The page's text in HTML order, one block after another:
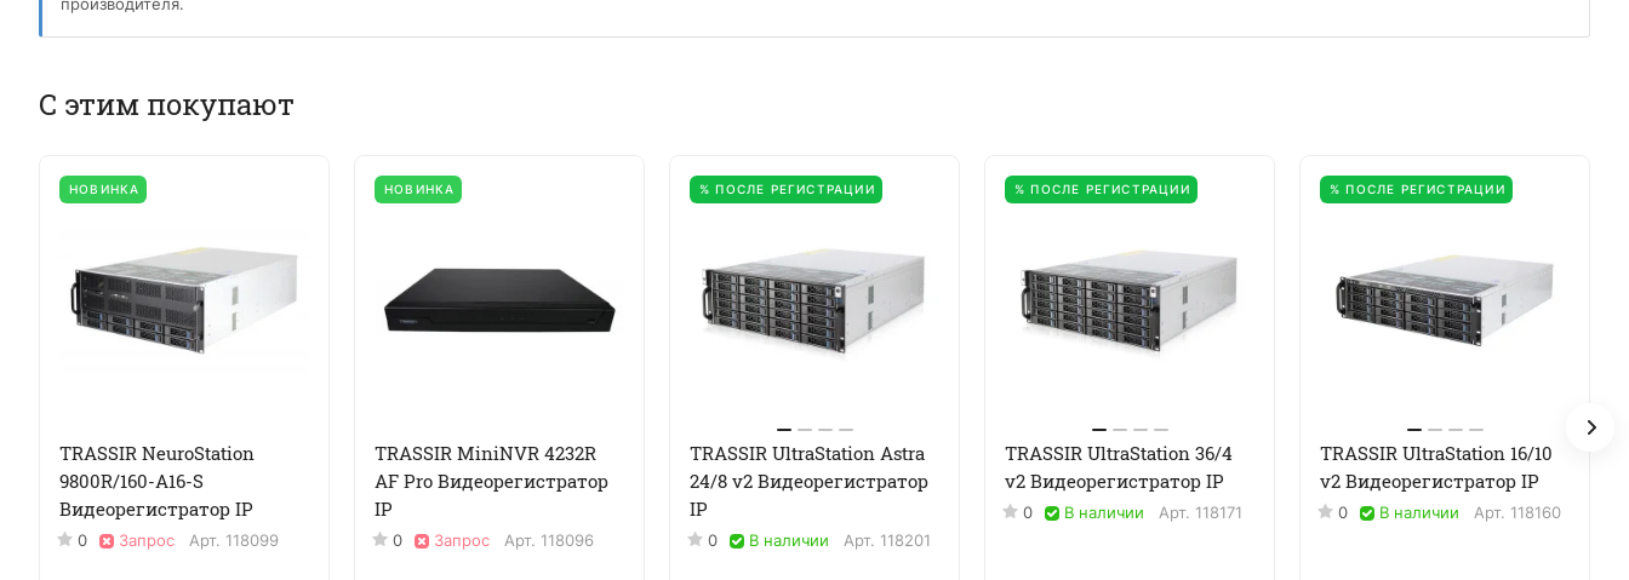
производителя.
С этим покупают
НОВИНКА
TRASSIR NeuroStation
9800R/160-A16-S
Видеорегистратор IP
0 Запрос Арт. 118099
НОВИНКА
TRASSIR MiniNVR 4232R
AF Pro Видеорегистратор
IP
0 Запрос Арт. 118096
% ПОСЛЕ РЕГИСТРАЦИИ
TRASSIR UltraStation Astra
24/8 v2 Видеорегистратор
IP
0 В наличии Арт. 118201
% ПОСЛЕ РЕГИСТРАЦИИ
TRASSIR UltraStation 36/4
v2 Видеорегистратор IP
0 В наличии Арт. 118171
% ПОСЛЕ РЕГИСТРАЦИИ
TRASSIR UltraStation 16/10
v2 Видеорегистратор IP
0 В наличии Арт. 118160